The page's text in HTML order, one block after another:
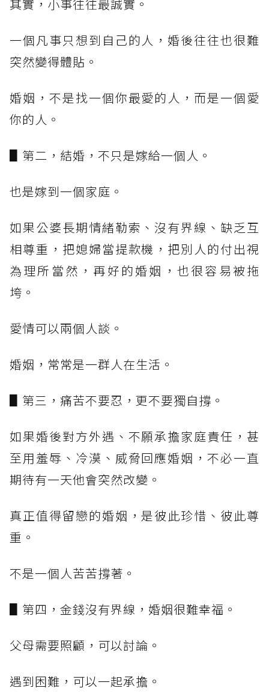
其實，小事往往最誠實。
一個凡事只想到自己的人，婚後往往也很難
突然變得體貼。
婚姻，不是找一個你最愛的人，而是一個愛
你的人。
▋第二，結婚，不只是嫁給一個人。
也是嫁到一個家庭。
如果公婆長期情緒勒索、沒有界線、缺乏互
相尊重，把媳婦當提款機，把別人的付出視
為理所當然，再好的婚姻，也很容易被拖
垮。
愛情可以兩個人談。
婚姻，常常是一群人在生活。
▋第三，痛苦不要忍，更不要獨自撐。
如果婚後對方外遇、不願承擔家庭責任，甚
至用羞辱、冷漠、威脅回應婚姻，不必一直
期待有一天他會突然改變。
真正值得留戀的婚姻，是彼此珍惜、彼此尊
重。
不是一個人苦苦撐著。
▋第四，金錢沒有界線，婚姻很難幸福。
父母需要照顧，可以討論。
遇到困難，可以一起承擔。